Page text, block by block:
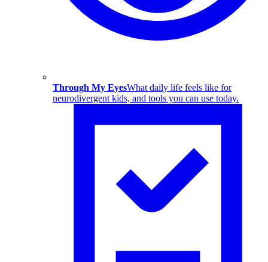
Through My EyesWhat daily life feels like for
neurodivergent kids, and tools you can use today.